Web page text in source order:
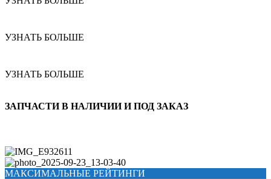
УЗНАТЬ БОЛЬШЕ
УЗНАТЬ БОЛЬШЕ
ЗАПЧАСТИ В НАЛИЧИИ И ПОД ЗАКАЗ
МАКСИМАЛЬНЫЕ РЕЙТИНГИ